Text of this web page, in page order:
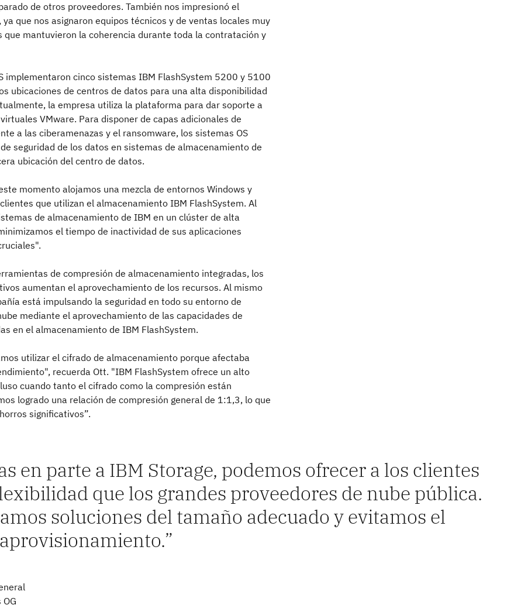
de otros proveedores. También nos impresionó el
que nos asignaron equipos técnicos y de ventas locales muy
que mantuvieron la coherencia durante toda la contratación y
implementaron cinco sistemas IBM FlashSystem 5200 y 5100
ubicaciones de centros de datos para una alta disponibilidad
la empresa utiliza la plataforma para dar soporte a
VMware. Para disponer de capas adicionales de
a las ciberamenazas y el ransomware, los sistemas OS
seguridad de los datos en sistemas de almacenamiento de
ubicación del centro de datos.
momento alojamos una mezcla de entornos Windows y
que utilizan el almacenamiento IBM FlashSystem. Al
de almacenamiento de IBM en un clúster de alta
el tiempo de inactividad de sus aplicaciones
de compresión de almacenamiento integradas, los
aumentan el aprovechamiento de los recursos. Al mismo
está impulsando la seguridad en todo su entorno de
mediante el aprovechamiento de las capacidades de
en el almacenamiento de IBM FlashSystem.
utilizar el cifrado de almacenamiento porque afectaba
recuerda Ott. "IBM FlashSystem ofrece un alto
cuando tanto el cifrado como la compresión están
logrado una relación de compresión general de 1:1,3, lo que
significativos”.
en parte a IBM Storage, podemos ofrecer a los clientes
que los grandes proveedores de nube pública.
soluciones del tamaño adecuado y evitamos el